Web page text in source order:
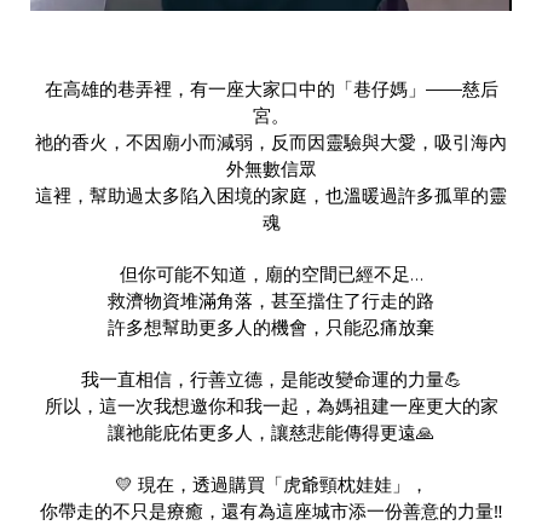
在高雄的巷弄裡，有一座大家口中的「巷仔媽」——慈后
宮。
祂的香火，不因廟小而減弱，反而因靈驗與大愛，吸引海內
外無數信眾
這裡，幫助過太多陷入困境的家庭，也溫暖過許多孤單的靈
魂
但你可能不知道，廟的空間已經不足…
救濟物資堆滿角落，甚至擋住了行走的路
許多想幫助更多人的機會，只能忍痛放棄
我一直相信，行善立德，是能改變命運的力量💪
所以，這一次我想邀你和我一起，為媽祖建一座更大的家
讓祂能庇佑更多人，讓慈悲能傳得更遠🙏
💛 現在，透過購買「虎爺頸枕娃娃」，
你帶走的不只是療癒，還有為這座城市添一份善意的力量‼️